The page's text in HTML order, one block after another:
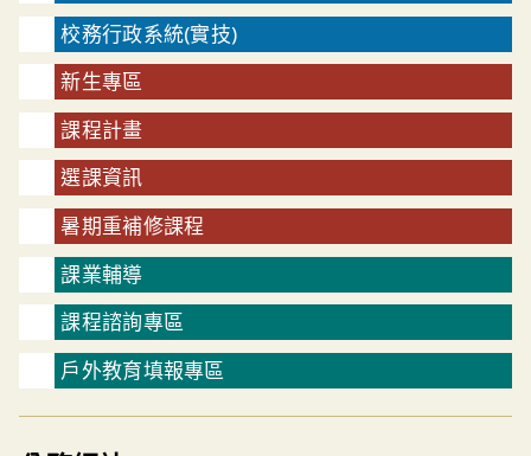
校務行政系統(實技)
新生專區
課程計畫
選課資訊
暑期重補修課程
課業輔導
課程諮詢專區
戶外教育填報專區